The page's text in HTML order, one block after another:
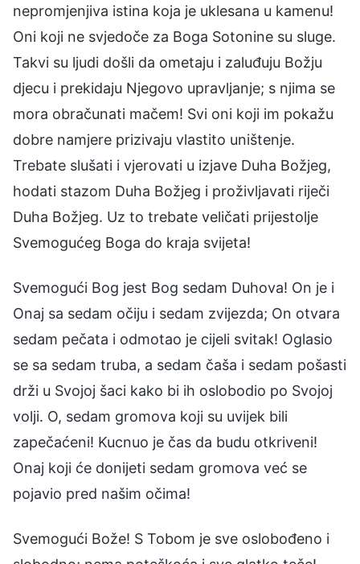
nepromjenjiva istina koja je uklesana u kamenu!
Oni koji ne svjedoče za Boga Sotonine su sluge.
Takvi su ljudi došli da ometaju i zaluđuju Božju
djecu i prekidaju Njegovo upravljanje; s njima se
mora obračunati mačem! Svi oni koji im pokažu
dobre namjere prizivaju vlastito uništenje.
Trebate slušati i vjerovati u izjave Duha Božjeg,
hodati stazom Duha Božjeg i proživljavati riječi
Duha Božjeg. Uz to trebate veličati prijestolje
Svemogućeg Boga do kraja svijeta!
Svemogući Bog jest Bog sedam Duhova! On je i
Onaj sa sedam očiju i sedam zvijezda; On otvara
sedam pečata i odmotao je cijeli svitak! Oglasio
se sa sedam truba, a sedam čaša i sedam pošasti
drži u Svojoj šaci kako bi ih oslobodio po Svojoj
volji. O, sedam gromova koji su uvijek bili
zapečaćeni! Kucnuo je čas da budu otkriveni!
Onaj koji će donijeti sedam gromova već se
pojavio pred našim očima!
Svemogući Bože! S Tobom je sve oslobođeno i